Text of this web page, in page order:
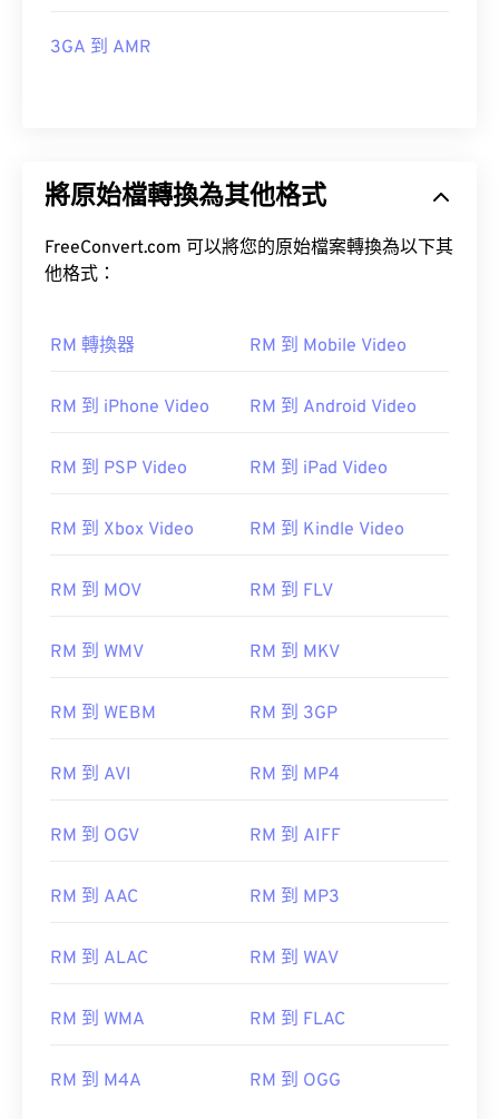
3GA 到 AMR
將原始檔轉換為其他格式
FreeConvert.com 可以將您的原始檔案轉換為以下其
他格式：
RM 轉換器 RM 到 Mobile Video
RM 到 iPhone Video RM 到 Android Video
RM 到 PSP Video RM 到 iPad Video
RM 到 Xbox Video RM 到 Kindle Video
RM 到 MOV RM 到 FLV
RM 到 WMV RM 到 MKV
RM 到 WEBM RM 到 3GP
RM 到 AVI RM 到 MP4
RM 到 OGV RM 到 AIFF
RM 到 AAC RM 到 MP3
RM 到 ALAC RM 到 WAV
RM 到 WMA RM 到 FLAC
RM 到 M4A RM 到 OGG